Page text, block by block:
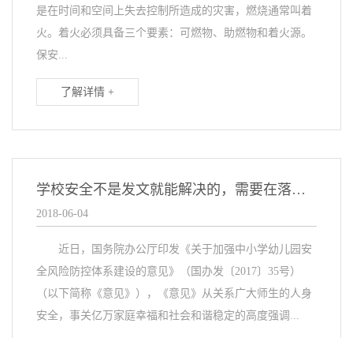
是在时间和空间上失去控制所造成的灾害，燃烧通常叫着
火。着火必须具备三个要素：可燃物、助燃物和着火源。
保安...
了解详情 +
学校安全不是发文就能解决的，需要在落实上下功夫
2018-06-04
近日，国务院办公厅印发《关于加强中小学幼儿园安
全风险防控体系建设的意见》（国办发〔2017〕35号）
（以下简称《意见》），《意见》从关系广大师生的人身
安全，事关亿万家庭幸福和社会和谐稳定的高度强调...